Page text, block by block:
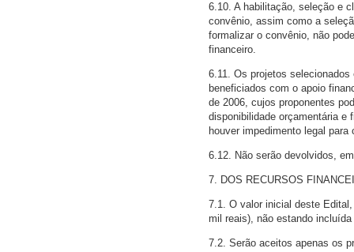
6.10. A habilitação, seleção e
convênio, assim como a
formalizar o convênio, não
financeiro.
6.11. Os projetos
beneficiados com o apoio
de 2006, cujos proponentes
disponibilidade orçamentária e
houver impedimento legal
6.12. Não serão devolvidos,
7. DOS RECURSOS
7.1. O valor inicial deste
mil reais), não estando
7.2. Serão aceitos apenas os